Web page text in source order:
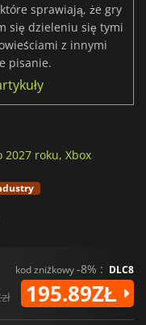
sprawiają, że gry
się dzieleniu się tymi
z innymi
pisanie.
roku, Xbox
kod zniżkowy-8% : DLC8
195.89ZŁ